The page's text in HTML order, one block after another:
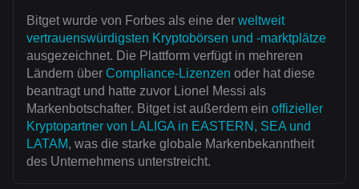
Bitget wurde von Forbes als eine der weltweit
vertrauenswürdigsten Kryptobörsen und -marktplätze
ausgezeichnet. Die Plattform verfügt in mehreren
Ländern über Compliance-Lizenzen oder hat diese
beantragt und hatte zuvor Lionel Messi als
Markenbotschafter. Bitget ist außerdem ein offizieller
Kryptopartner von LALIGA in EASTERN, SEA und
LATAM, was die starke globale Markenbekanntheit
des Unternehmens unterstreicht.